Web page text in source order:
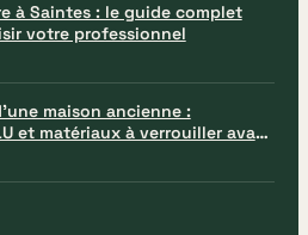
à Saintes : le guide complet
votre professionnel
maison ancienne :
et matériaux à verrouiller avant